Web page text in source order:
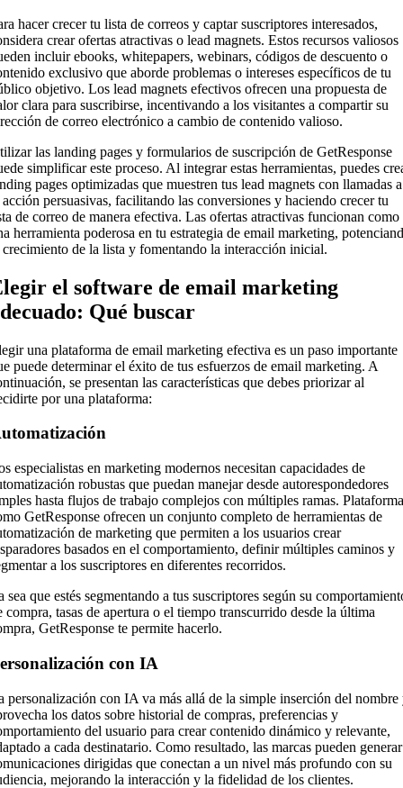
hacer crecer tu lista de correos y captar suscriptores interesados,
crear ofertas atractivas o lead magnets. Estos recursos valiosos
incluir ebooks, whitepapers, webinars, códigos de descuento o
exclusivo que aborde problemas o intereses específicos de tu
objetivo. Los lead magnets efectivos ofrecen una propuesta de
clara para suscribirse, incentivando a los visitantes a compartir su
de correo electrónico a cambio de contenido valioso.
las landing pages y formularios de suscripción de GetResponse
simplificar este proceso. Al integrar estas herramientas, puedes
pages optimizadas que muestren tus lead magnets con llamadas a
acción persuasivas, facilitando las conversiones y haciendo crecer tu
de correo de manera efectiva. Las ofertas atractivas funcionan como
herramienta poderosa en tu estrategia de email marketing,
crecimiento de la lista y fomentando la interacción inicial.
el software de email marketing
Qué buscar
una plataforma de email marketing efectiva es un paso importante
puede determinar el éxito de tus esfuerzos de email marketing. A
se presentan las características que debes priorizar al
por una plataforma:
especialistas en marketing modernos necesitan capacidades de
robustas que puedan manejar desde autorespondedores
hasta flujos de trabajo complejos con múltiples ramas.
GetResponse ofrecen un conjunto completo de herramientas de
de marketing que permiten a los usuarios crear
basados en el comportamiento, definir múltiples caminos y
a los suscriptores en diferentes recorridos.
sea que estés segmentando a tus suscriptores según su
compra, tasas de apertura o el tiempo transcurrido desde la última
GetResponse te permite hacerlo.
con IA
personalización con IA va más allá de la simple inserción del nombre
los datos sobre historial de compras, preferencias y
del usuario para crear contenido dinámico y relevante,
a cada destinatario. Como resultado, las marcas pueden generar
dirigidas que conectan a un nivel más profundo con su
mejorando la interacción y la fidelidad de los clientes.